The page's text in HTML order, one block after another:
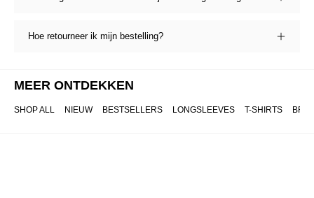
Hoe retourneer ik mijn bestelling?
MEER ONTDEKKEN
SHOP ALL NIEUW BESTSELLERS LONGSLEEVES T-SHIRTS